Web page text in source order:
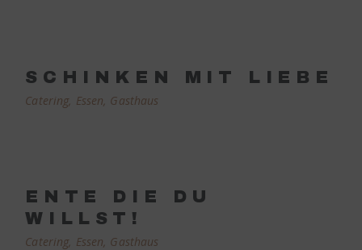
SCHINKEN MIT LIEBE
Catering Essen Gasthaus
ENTE DIE DU
WILLST!
Catering Essen Gasthaus